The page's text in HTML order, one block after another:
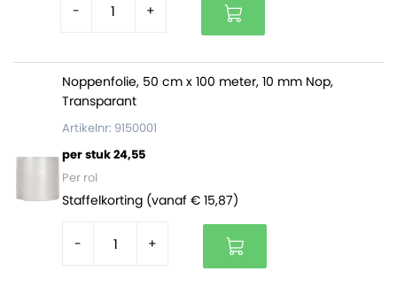
- +
Noppenfolie, 50 cm x 100 meter, 10 mm Nop,
Transparant
Artikelnr: 9150001
per stuk 24,55
Per rol
Staffelkorting (vanaf € 15,87)
- +